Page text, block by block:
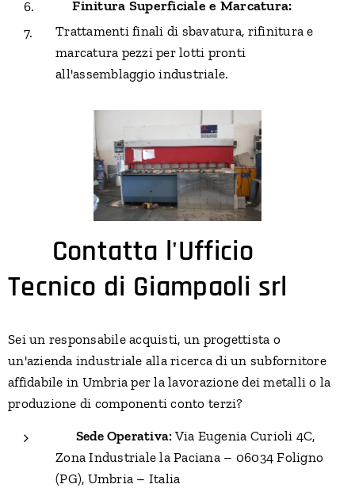
🔹Finitura Superficiale e Marcatura:
Trattamenti finali di sbavatura, rifinitura e
marcatura pezzi per lotti pronti
all'assemblaggio industriale.
Contatta l'Ufficio
Tecnico di Giampaoli srl
Sei un responsabile acquisti, un progettista o
un'azienda industriale alla ricerca di un subfornitore
affidabile in Umbria per la lavorazione dei metalli o la
produzione di componenti conto terzi?
Sede Operativa: Via Eugenia Curioli 4C,
Zona Industriale la Paciana – 06034 Foligno
(PG), Umbria – Italia